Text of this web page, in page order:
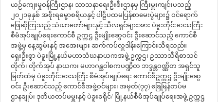
ယဉ်ကျေးမှုဝန်ကြီးဌာန၊ သာသနာရေးဦးစီးဌာနမှ ကြီးမှူးကျင်းပသည့်
၂၀၂၁ခုနှစ် အစိုးရဓမ္မာစရိယနှင့် ပါဠိပထမပြန်စာမေးပွဲများ၌ ဝင်ရောက်
ဖြေဆိုကြသည့် သံဃာတော်များနှင့် သီလရှင်များအား ပဲခူးတိုင်းဒေသကြီး
စီမံအုပ်ချုပ်ရေးကောင်စီ ဥက္ကဌ ဦးမျိုးဆွေဝင်း ဦးဆောင်သည့် ကောင်စီ
အဖွဲ့မှ နေ့ဆွမ်းနှင့် အအေးများ ဆက်ကပ်လှူဒါန်းကြောင်းသိရသည်။
ရှေးဦးစွာ ပဲခူးမြို့နယ်မဟာသံဃနာယကအဖွဲ့ ဥက္ကဌ၊ ဥဿာသီရိစာသင်
တိုက်၊ တိုက်အုပ် နာယက၊ မဟာဂန္ထဝါစကပဏ္ဍိတ ဘဒ္ဒန္တဝဏ္ဏိတ အရှင်သူ
မြတ်ထံမှ ပဲခူးတိုင်းဒေသကြီး စီမံအုပ်ချုပ်ရေး ကောင်စီဥက္ကဌ ဦးမျိုးဆွေ
ဝင်း ဦးဆောင်သည့် ကောင်စီအဖွဲ့ဝင်များ၊ အမှတ်(၇၇) ခြေမြန်တပ်မ
ဌာနချုပ်၊ ဒုတိယတပ်မမှူးနှင့် ပဲခူးခရိုင်/ မြို့နယ်စီမံအုပ်ချုပ်ရေးအဖွဲ့ ဥက္ကဌ